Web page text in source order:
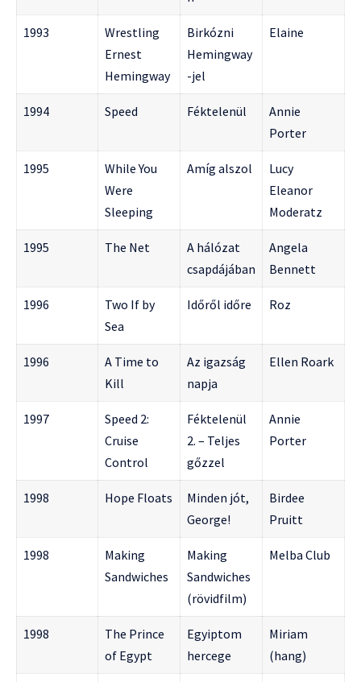
1993
Wrestling
Ernest
Hemingway
Birkózni
Hemingway
-jel
Elaine
1994 Speed Féktelenül
Annie
Porter
1995
While You
Were
Sleeping
Amíg alszol
Lucy
Eleanor
Moderatz
1995 The Net
A hálózat
csapdájában
Angela
Bennett
1996
Two If by
Sea
Időről időre Roz
1996
A Time to
Kill
Az igazság
napja
Ellen Roark
1997
Speed 2:
Cruise
Control
Féktelenül
2. – Teljes
gőzzel
Annie
Porter
1998 Hope Floats
Minden jót,
George!
Birdee
Pruitt
1998
Making
Sandwiches
Making
Sandwiches
(rövidfilm)
Melba Club
1998
The Prince
of Egypt
Egyiptom
hercege
Miriam
(hang)